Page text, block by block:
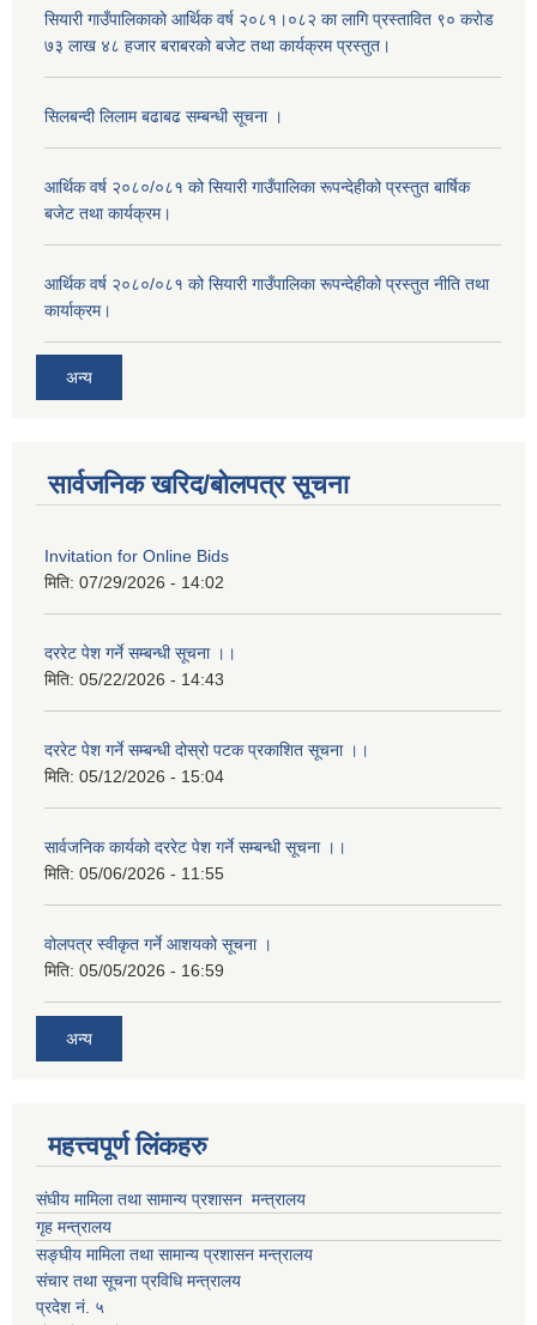
सियारी गाउँपालिकाको आर्थिक वर्ष २०८१।०८२ का लागि प्रस्तावित ९० करोड
७३ लाख ४८ हजार बराबरको बजेट तथा कार्यक्रम प्रस्तुत।
सिलबन्दी लिलाम बढाबढ सम्बन्धी सूचना ।
आर्थिक वर्ष २०८०/०८१ को सियारी गाउँपालिका रूपन्देहीको प्रस्तुत बार्षिक
बजेट तथा कार्यक्रम।
आर्थिक वर्ष २०८०/०८१ को सियारी गाउँपालिका रूपन्देहीको प्रस्तुत नीति तथा
कार्याक्रम।
अन्य
सार्वजनिक खरिद/बोलपत्र सूचना
Invitation for Online Bids
मिति: 07/29/2026 - 14:02
दररेट पेश गर्ने सम्बन्धी सूचना ।।
मिति: 05/22/2026 - 14:43
दररेट पेश गर्ने सम्बन्धी दोस्रो पटक प्रकाशित सूचना ।।
मिति: 05/12/2026 - 15:04
सार्वजनिक कार्यको दररेट पेश गर्ने सम्बन्धी सूचना ।।
मिति: 05/06/2026 - 11:55
वोलपत्र स्वीकृत गर्ने आशयको सूचना ।
मिति: 05/05/2026 - 16:59
अन्य
महत्त्वपूर्ण लिंकहरु
संघीय मामिला तथा सामान्य प्रशासन मन्त्रालय
गृह मन्त्रालय
सङ्घीय मामिला तथा सामान्य प्रशासन मन्त्रालय
संचार तथा सूचना प्रविधि मन्त्रालय
प्रदेश नं. ५